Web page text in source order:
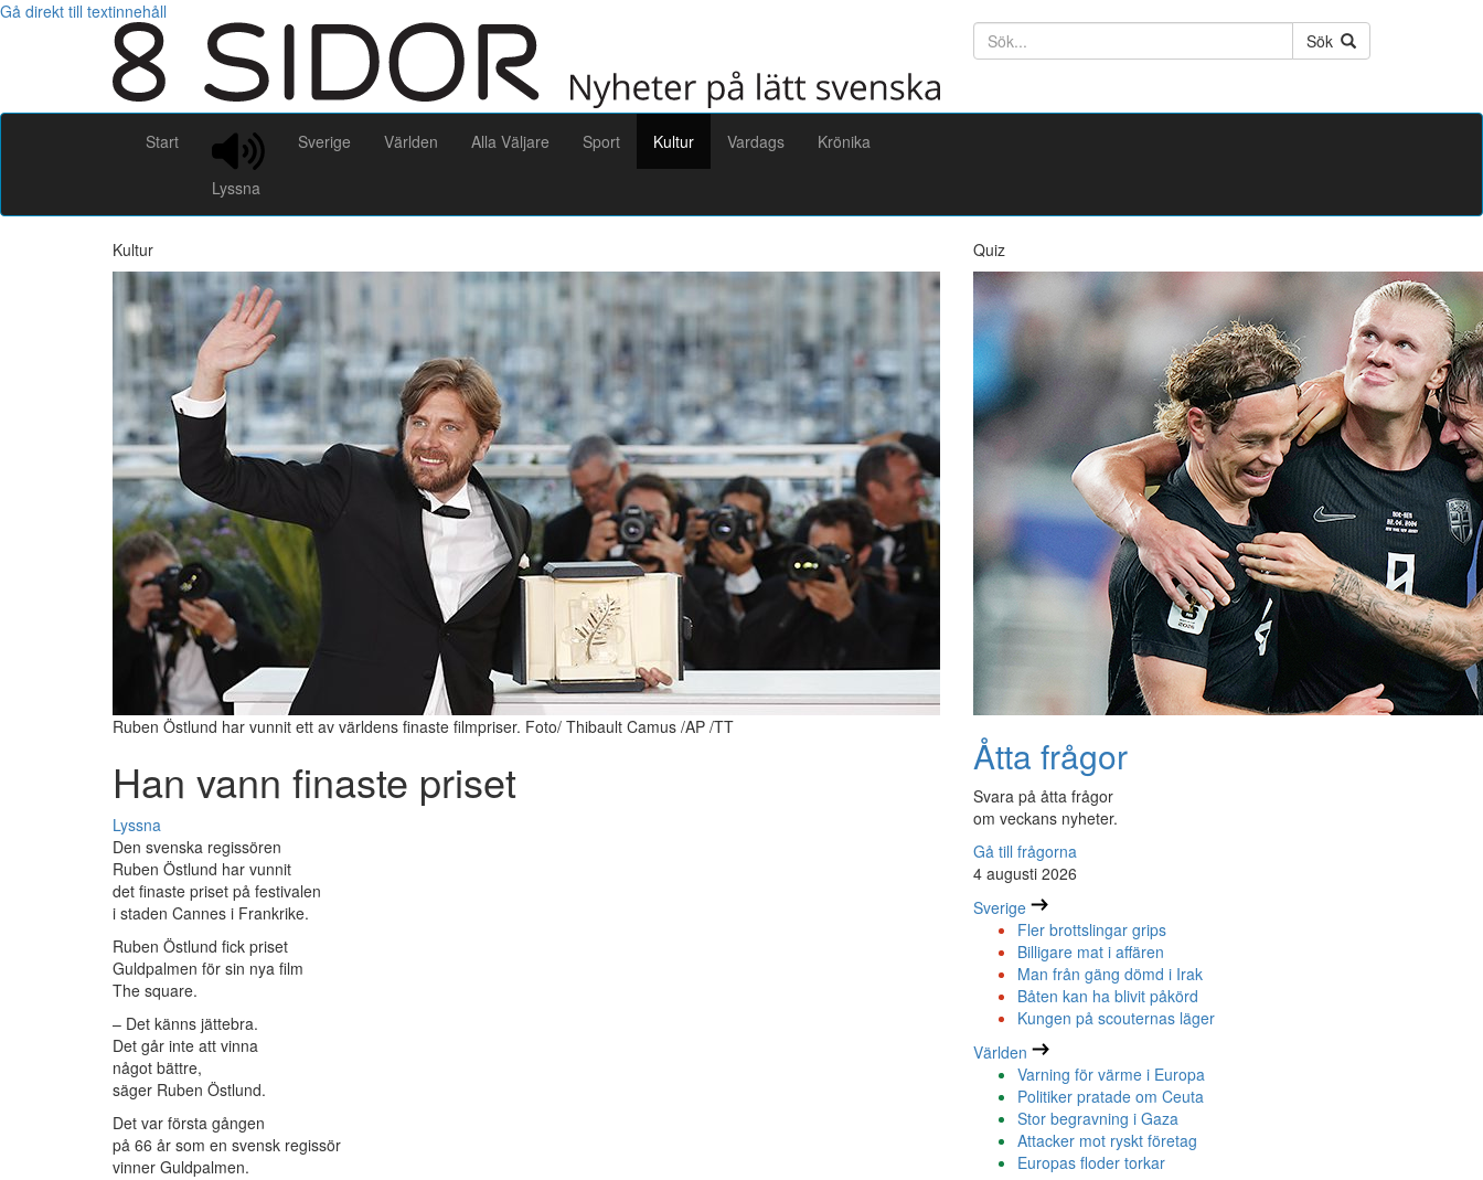
Gå direkt till textinnehåll
Söktext
Sök
Start
Lyssna
Sverige Världen Alla Väljare Sport Kultur Vardags Krönika
Kultur
Ruben Östlund har vunnit ett av världens finaste filmpriser. Foto/ Thibault Camus /AP /TT
Han vann finaste priset
Lyssna
Den svenska regissören
Ruben Östlund har vunnit
det finaste priset på festivalen
i staden Cannes i Frankrike.
Ruben Östlund fick priset
Guldpalmen för sin nya film
The square.
– Det känns jättebra.
Det går inte att vinna
något bättre,
säger Ruben Östlund.
Det var första gången
på 66 år som en svensk regissör
vinner Guldpalmen.
Quiz
Åtta frågor
Svara på åtta frågor
om veckans nyheter.
Gå till frågorna
4 augusti 2026
Sverige
Fler brottslingar grips
Billigare mat i affären
Man från gäng dömd i Irak
Båten kan ha blivit påkörd
Kungen på scouternas läger
Världen
Varning för värme i Europa
Politiker pratade om Ceuta
Stor begravning i Gaza
Attacker mot ryskt företag
Europas floder torkar